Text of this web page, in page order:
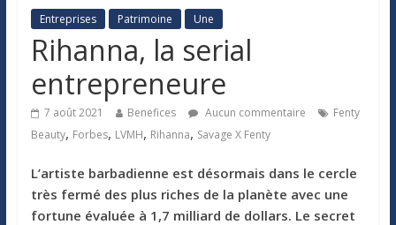
Entreprises Patrimoine Une
Rihanna, la serial
entrepreneure
7 août 2021 Benefices Aucun commentaire
Fenty
Beauty, Forbes, LVMH, Rihanna, Savage X Fenty
L’artiste barbadienne est désormais dans le cercle
très fermé des plus riches de la planète avec une
fortune évaluée à 1,7 milliard de dollars. Le secret